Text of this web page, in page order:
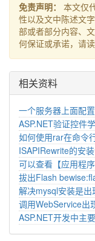
免责声明：
本文仅
性以及文中陈述文
部或者部分内容、
何保证或承诺，请
相关资料
一个服务器上面配
ASP.NET验证控件
如何使用rar在命令
ISAPIRewrite的安
可以查看【应用程
拔出Flash
解决mysql安装是
ASP.NET开发中主